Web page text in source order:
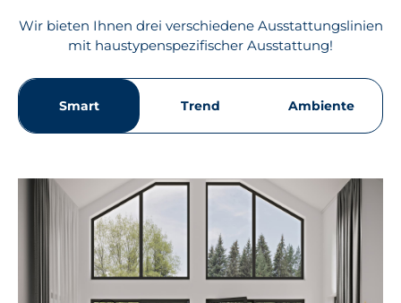
Wir bieten Ihnen drei verschiedene Ausstattungslinien
mit haustypenspezifischer Ausstattung!
Smart Trend Ambiente